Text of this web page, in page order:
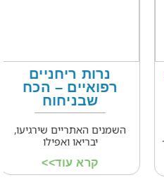
נרות ריחניים
רפואיים – הכח
שבניחוח
השמנים האתריים שירגיעו,
יבריאו ואפילו
קרא עוד>>